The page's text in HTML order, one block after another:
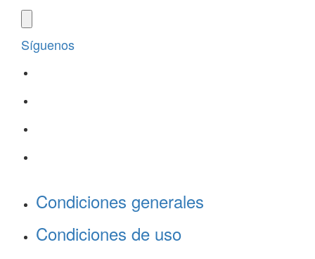
Síguenos
Condiciones generales
Condiciones de uso